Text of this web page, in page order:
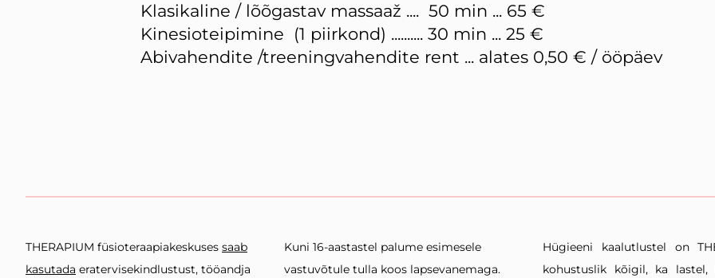
Klasikaline / lõõgastav massaaž .... 50 min ... 65 €
Kinesioteipimine (1 piirkond) .......... 30 min ... 25 €
Abivahendite /treeningvahendite rent ... alates 0,50 € / ööpäev
THERAPIUM füsioteraapiakeskuses saab
kasutada eratervisekindlustust, tööandja
Kuni 16-aastastel palume esimesele
vastuvõtule tulla koos lapsevanemaga.
Hügieeni kaalutlustel on
kohustuslik kõigil, ka lastel,